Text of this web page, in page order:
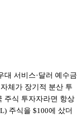
대 서비스·달러 예수금
체가 장기적 분산 투
주식 투자자라면 항상
주식을 $100에 샀더